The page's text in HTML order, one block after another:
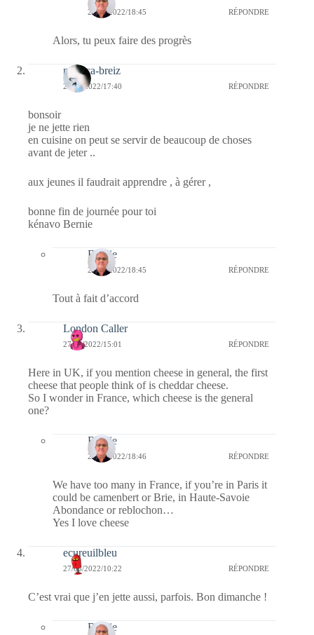
29/03/2022/18:45 RÉPONDRE
Alors, tu peux faire des progrès
monica-breiz
27/03/2022/17:40 RÉPONDRE
bonsoir
je ne jette rien
en cuisine on peut se servir de beaucoup de choses
avant de jeter ..
aux jeunes il faudrait apprendre , à gérer ,
bonne fin de journée pour toi
kénavo Bernie
Bernie
29/03/2022/18:45 RÉPONDRE
Tout à fait d’accord
London Caller
27/03/2022/15:01 RÉPONDRE
Here in UK, if you mention cheese in general, the first
cheese that people think of is cheddar cheese.
So I wonder in France, which cheese is the general
one?
Bernie
29/03/2022/18:46 RÉPONDRE
We have too many in France, if you’re in Paris it
could be camenbert or Brie, in Haute-Savoie
Abondance or reblochon…
Yes I love cheese
ecureuilbleu
27/03/2022/10:22 RÉPONDRE
C’est vrai que j’en jette aussi, parfois. Bon dimanche !
Bernie